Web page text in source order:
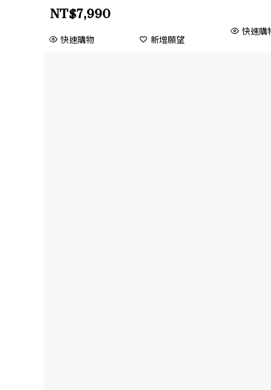
NT$7,990
快速購物 新增願望
快速購